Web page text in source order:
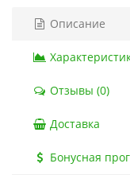
Описание
Отзывы (0)
Доставка
Бонусная